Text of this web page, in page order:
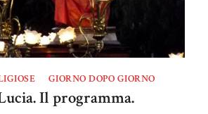
GIORNO DOPO GIORNO
Il programma.